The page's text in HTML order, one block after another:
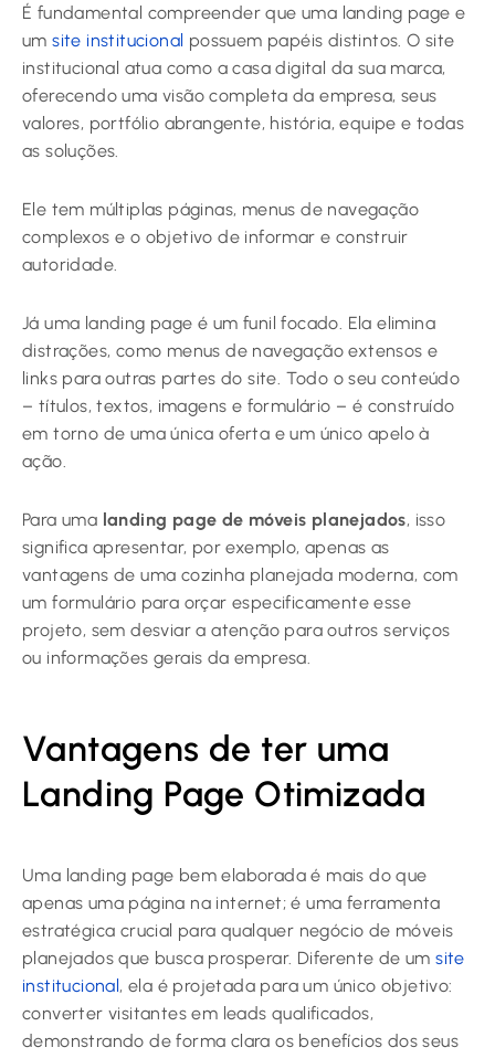
É fundamental compreender que uma landing page e
umsite institucional possuem papéis distintos. O site
institucional atua como a casa digital da sua marca,
oferecendo uma visão completa da empresa, seus
valores, portfólio abrangente, história, equipe e todas
as soluções.
Ele tem múltiplas páginas, menus de navegação
complexos e o objetivo de informar e construir
autoridade.
Já uma landing page é um funil focado. Ela elimina
distrações, como menus de navegação extensos e
links para outras partes do site. Todo o seu conteúdo
– títulos, textos, imagens e formulário – é construído
em torno de uma única oferta e um único apelo à
ação.
Para uma landing page de móveis planejados, isso
significa apresentar, por exemplo, apenas as
vantagens de uma cozinha planejada moderna, com
um formulário para orçar especificamente esse
projeto, sem desviar a atenção para outros serviços
ou informações gerais da empresa.
Vantagens de ter uma
Landing Page Otimizada
Uma landing page bem elaborada é mais do que
apenas uma página na internet; é uma ferramenta
estratégica crucial para qualquer negócio de móveis
planejados que busca prosperar. Diferente de umsite
institucional, ela é projetada para um único objetivo:
converter visitantes em leads qualificados,
demonstrando de forma clara os benefícios dos seus